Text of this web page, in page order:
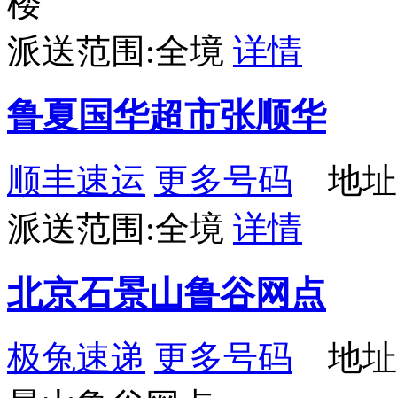
派送范围:全境 详情
鲁夏国华超市张顺华
顺丰速运 更多号码 地址
派送范围:全境 详情
北京石景山鲁谷网点
极兔速递 更多号码 地址